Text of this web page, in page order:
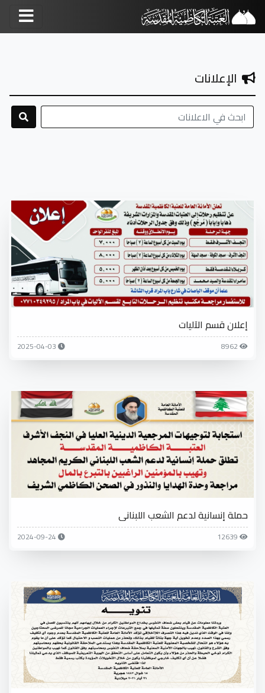
الإعلانات
إعلان قسم الآليات
8962
2025-04-03
حملة إنسانية لدعم الشعب اللبناني
12639
2024-09-24